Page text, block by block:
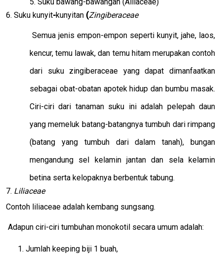
6. Suku kunyit-kunyitan (Zingiberaceae
Semua jenis empon-empon seperti kunyit, jahe, laos,
kencur, temu lawak, dan temu hitam merupakan contoh
dari suku zingiberaceae yang dapat dimanfaatkan
sebagai obat-obatan apotek hidup dan bumbu masak.
Ciri-ciri dari tanaman suku ini adalah pelepah daun
yang memeluk batang-batangnya tumbuh dari rimpang
(batang yang tumbuh dari dalam tanah), bungan
mengandung sel kelamin jantan dan sela kelamin
betina serta kelopaknya berbentuk tabung.
7. Liliaceae
Contoh liliaceae adalah kembang sungsang.
Adapun ciri-ciri tumbuhan monokotil secara umum adalah:
1. Jumlah keeping biji 1 buah,